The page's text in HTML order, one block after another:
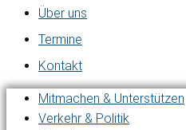
Über uns
Termine
Kontakt
Mitmachen & Unterstützen
Verkehr & Politik